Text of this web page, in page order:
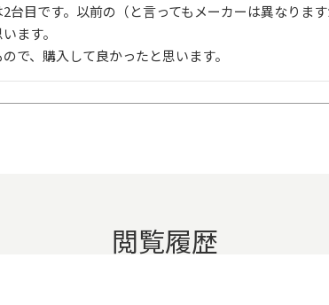
台目です。以前の（と言ってもメーカーは異なりま
ます。
で、購入して良かったと思います。
閲覧履歴